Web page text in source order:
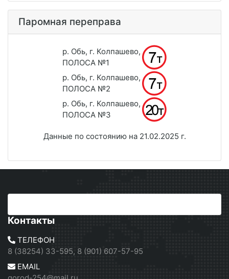
Паромная переправа
р. Обь, г. Колпашево,
ПОЛОСА №1
р. Обь, г. Колпашево,
ПОЛОСА №2
р. Обь, г. Колпашево,
ПОЛОСА №3
Данные по состоянию на 21.02.2025 г.
Контакты
ТЕЛЕФОН
8 (38254) 33-595, 8 (901) 607-57-95
EMAIL